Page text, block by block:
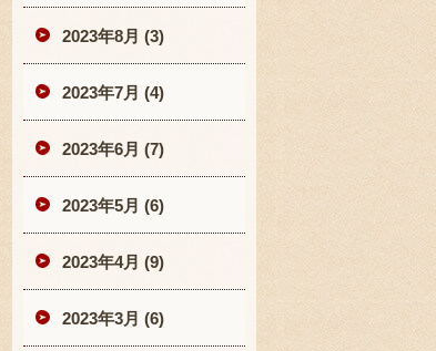
2023年8月 (3)
2023年7月 (4)
2023年6月 (7)
2023年5月 (6)
2023年4月 (9)
2023年3月 (6)